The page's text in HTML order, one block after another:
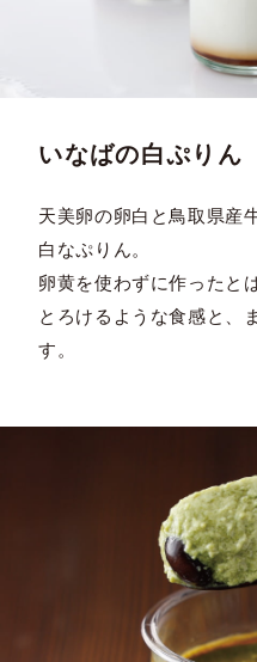
いなばの白ぷりん
天美卵の卵白と鳥取県産
白なぷりん。
卵黄を使わずに作ったと
とろけるような食感と、
す。